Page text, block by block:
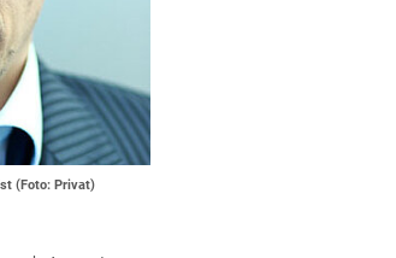
(Foto: Privat)